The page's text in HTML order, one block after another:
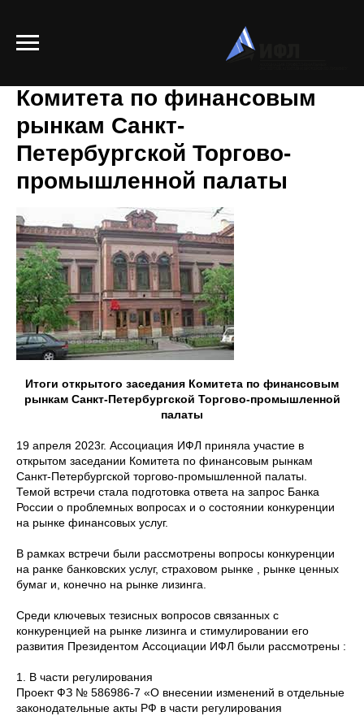
Комитета по финансовым
рынкам Санкт-
Петербургской Торгово-
промышленной палаты
Итоги открытого заседания Комитета по финансовым
рынкам Санкт-Петербургской Торгово-промышленной
палаты
19 апреля 2023г. Ассоциация ИФЛ приняла участие в
открытом заседании Комитета по финансовым рынкам
Санкт-Петербургской торгово-промышленной палаты.
Темой встречи стала подготовка ответа на запрос Банка
России о проблемных вопросах и о состоянии конкуренции
на рынке финансовых услуг.
В рамках встречи были рассмотрены вопросы конкуренции
на ранке банковских услуг, страховом рынке , рынке ценных
бумаг и, конечно на рынке лизинга.
Среди ключевых тезисных вопросов связанных с
конкуренцией на рынке лизинга и стимулировании его
развития Президентом Ассоциации ИФЛ были рассмотрены :
1. В части регулирования
Проект ФЗ № 586986-7 «О внесении изменений в отдельные
законодательные акты РФ в части регулирования